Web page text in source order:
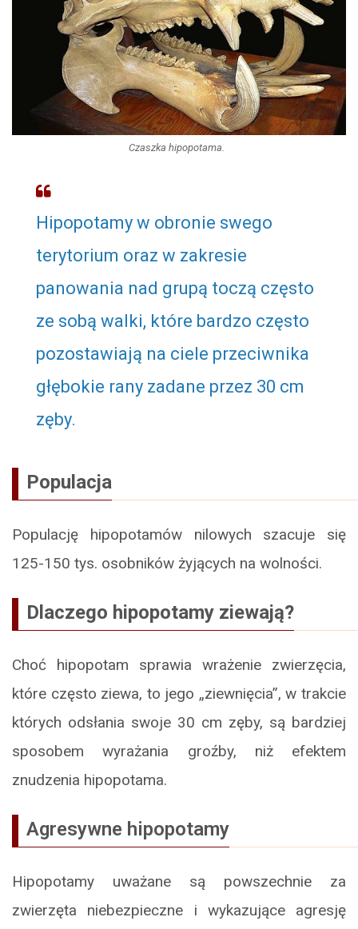
Czaszka hipopotama.
Hipopotamy w obronie swego
terytorium oraz w zakresie
panowania nad grupą toczą często
ze sobą walki, które bardzo często
pozostawiają na ciele przeciwnika
głębokie rany zadane przez 30 cm
zęby.
Populacja
Populację hipopotamów nilowych szacuje się
125-150 tys. osobników żyjących na wolności.
Dlaczego hipopotamy ziewają?
Choć hipopotam sprawia wrażenie zwierzęcia,
które często ziewa, to jego „ziewnięcia”, w trakcie
których odsłania swoje 30 cm zęby, są bardziej
sposobem wyrażania groźby, niż efektem
znudzenia hipopotama.
Agresywne hipopotamy
Hipopotamy uważane są powszechnie za
zwierzęta niebezpieczne i wykazujące agresję